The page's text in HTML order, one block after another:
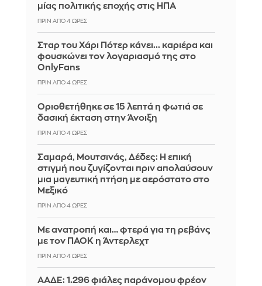
μίας πολιτικής εποχής στις ΗΠΑ
ΠΡΙΝ ΑΠΌ 4 ΏΡΕΣ
Σταρ του Χάρι Πότερ κάνει... καριέρα και
φουσκώνει τον λογαριασμό της στο
OnlyFans
ΠΡΙΝ ΑΠΌ 4 ΏΡΕΣ
Οριοθετήθηκε σε 15 λεπτά η φωτιά σε
δασική έκταση στην Άνοιξη
ΠΡΙΝ ΑΠΌ 4 ΏΡΕΣ
Σαμαρά, Μουτσινάς, Δέδες: Η επική
στιγμή που ζυγίζονται πριν απολαύσουν
μια μαγευτική πτήση με αερόστατο στο
Μεξικό
ΠΡΙΝ ΑΠΌ 4 ΏΡΕΣ
Με ανατροπή και… φτερά για τη ρεβάνς
με τον ΠΑΟΚ η Άντερλεχτ
ΠΡΙΝ ΑΠΌ 4 ΏΡΕΣ
ΑΑΔΕ: 1.296 φιάλες παράνομου φρέον